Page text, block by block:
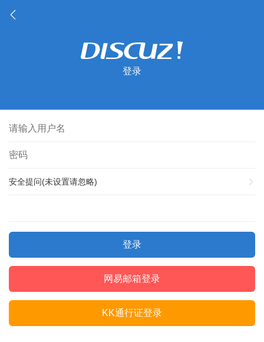
登录
安全提问(未设置请忽略)
登录
网易邮箱登录
KK通行证登录